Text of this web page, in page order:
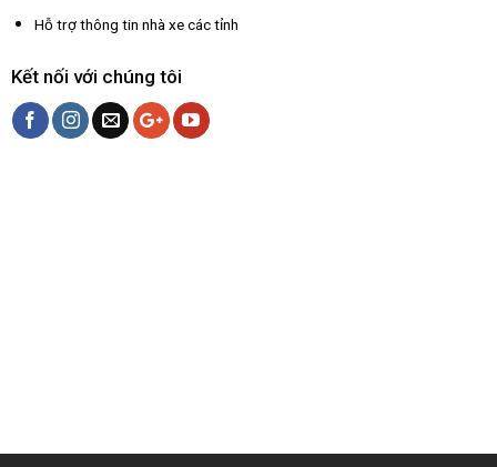
Hỗ trợ thông tin nhà xe các tỉnh
Kết nối với chúng tôi